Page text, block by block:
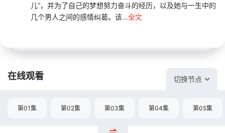
儿”，并为了自己的梦想努力奋斗的经历，以及她与一生中的
几个男人之间的感情纠葛。该...全文
在线观看 切换节点
第01集 第02集 第03集 第04集 第05集